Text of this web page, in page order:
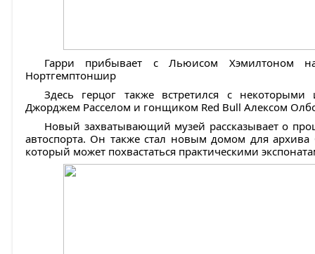
Гарри прибывает с Льюисом Хэмилтоном
Нортгемптоншир
Здесь герцог также встретился с
Джорджем Расселом и гонщиком Red Bull Алексом
Новый захватывающий музей рассказывает о
автоспорта. Он также стал новым домом для архива
который может похвастаться практическими